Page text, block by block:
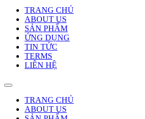
TRANG CHỦ
ABOUT US
SẢN PHẨM
ỨNG DỤNG
TIN TỨC
TERMS
LIÊN HỆ
TRANG CHỦ
ABOUT US